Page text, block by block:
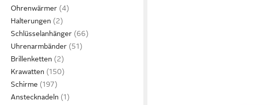
Ohrenwärmer
Halterungen
Schlüsselanhänger
Uhrenarmbänder
Brillenketten
Krawatten
Schirme
Anstecknadeln